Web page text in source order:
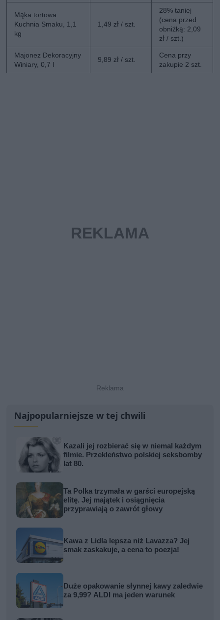
Mąka tortowa
Kuchnia Smaku, 1,1
kg
1,49 zł / szt.
28% taniej
(cena przed
obniżką: 2,09
zł / szt.)
Majonez Dekoracyjny
Winiary, 0,7 l
9,89 zł / szt.
Cena przy
zakupie 2 szt.
Najpopularniejsze w tej chwili
Kazali jej rozbierać się w niemal każdym
filmie. Przekleństwo polskiej seksbomby
lat 80.
Ta Polka trzymała w garści europejską
elitę. Jej majątek i osiągnięcia
przyprawiają o zawrót głowy
Kawa z Lidla lepsza niż Lavazza? Jej
smak zaskakuje, a cena to poezja!
Duże opakowanie słynnej kawy zaledwie
za 9,99? ALDI ma jeden warunek